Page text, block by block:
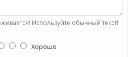
Используйте обычный текст!
Хорошо